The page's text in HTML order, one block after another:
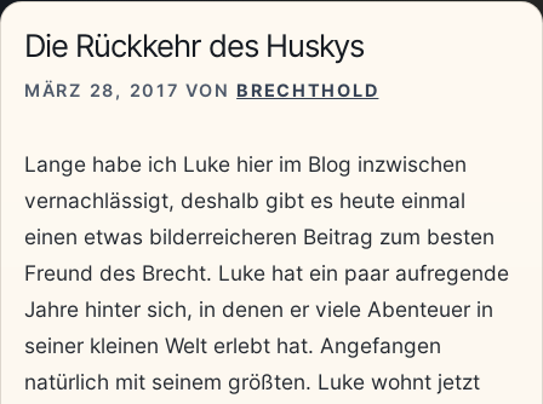
Die Rückkehr des Huskys
MÄRZ 28, 2017 VON BRECHTHOLD
Lange habe ich Luke hier im Blog inzwischen
vernachlässigt, deshalb gibt es heute einmal
einen etwas bilderreicheren Beitrag zum besten
Freund des Brecht. Luke hat ein paar aufregende
Jahre hinter sich, in denen er viele Abenteuer in
seiner kleinen Welt erlebt hat. Angefangen
natürlich mit seinem größten. Luke wohnt jetzt